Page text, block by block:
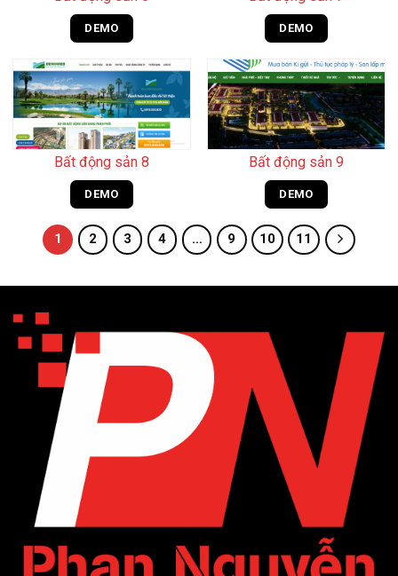
DEMO DEMO
Bất động sản 8
DEMO
Bất động sản 9
DEMO
1 2 3 4 … 9 10 11